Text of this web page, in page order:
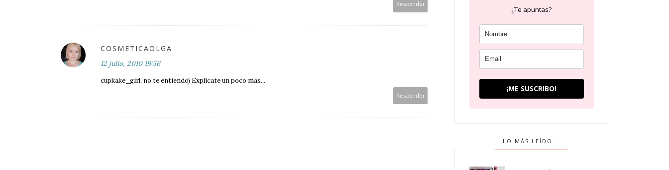
Responder
COSMETICAOLGA
12 julio, 2010 19:56
cupkake_girl, no te entiendo) Explicate un poco mas...
Responder
¿Te apuntas?
¡ME SUSCRIBO!
LO MÁS LEÍDO...